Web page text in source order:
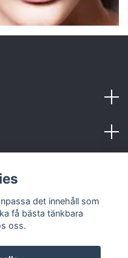
det innehåll som
få bästa tänkbara
oss.